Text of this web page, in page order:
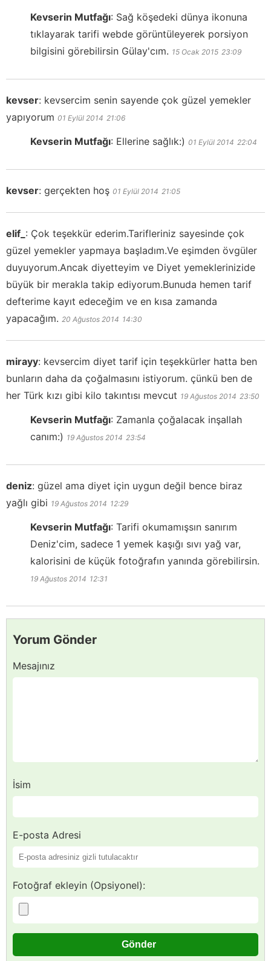
Kevserin Mutfağı: Sağ köşedeki dünya ikonuna
tıklayarak tarifi webde görüntüleyerek porsiyon
bilgisini görebilirsin Gülay'cım. 15 Ocak 2015 23:09
kevser: kevsercim senin sayende çok güzel yemekler
yapıyorum 01 Eylül 2014 21:06
Kevserin Mutfağı: Ellerine sağlık:) 01 Eylül 2014 22:04
kevser: gerçekten hoş 01 Eylül 2014 21:05
elif_ : Çok teşekkür ederim.Tarifleriniz sayesinde çok
güzel yemekler yapmaya başladım.Ve eşimden övgüler
duyuyorum.Ancak diyetteyim ve Diyet yemeklerinizide
büyük bir merakla takip ediyorum.Bunuda hemen tarif
defterime kayıt edeceğim ve en kısa zamanda
yapacağım. 20 Ağustos 2014 14:30
mirayy: kevsercim diyet tarif için teşekkürler hatta ben
bunların daha da çoğalmasını istiyorum. çünkü ben de
her Türk kızı gibi kilo takıntısı mevcut 19 Ağustos 2014 23:50
Kevserin Mutfağı: Zamanla çoğalacak inşallah
canım:) 19 Ağustos 2014 23:54
deniz: güzel ama diyet için uygun değil bence biraz
yağlı gibi 19 Ağustos 2014 12:29
Kevserin Mutfağı: Tarifi okumamışsın sanırım
Deniz'cim, sadece 1 yemek kaşığı sıvı yağ var,
kalorisini de küçük fotoğrafın yanında görebilirsin.
19 Ağustos 2014 12:31
Yorum Gönder
Mesajınız
İsim
E-posta Adresi
Fotoğraf ekleyin (Opsiyonel):